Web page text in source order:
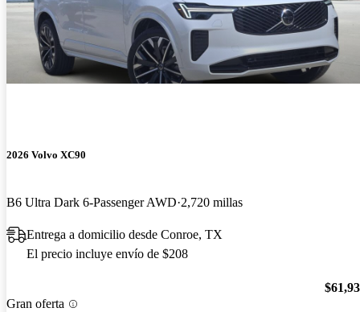
2026 Volvo XC90
B6 Ultra Dark 6-Passenger AWD 2,720 millas
Entrega a domicilio desde Conroe, TX
El precio incluye envío de $208
Gran oferta